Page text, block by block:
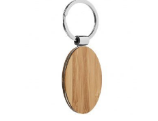
ПРОИЗВОДИТЕЛЬ